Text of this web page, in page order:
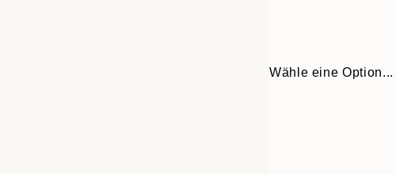
Wähle eine Option...